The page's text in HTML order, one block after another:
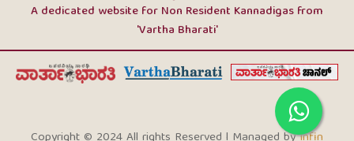
A dedicated website for Non Resident Kannadigas from
'Vartha Bharati'